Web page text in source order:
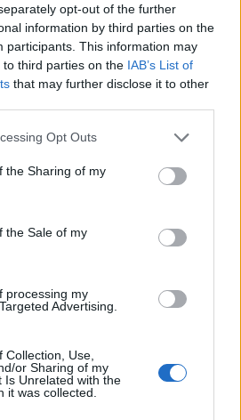
opt-out of the further
information by third parties on the
participants. This information may
third parties on the IAB’s List of
that may further disclose it to other
app uses one or more Google
usage behaviour. You may click to
Google and its third-party tags to
specified purposes in below Google
Opt Outs
the Sharing of my
the Sale of my
processing my
Advertising.
Use,
or Sharing of my
Is Unrelated with the
it was collected.
τον συνεχή συντονισμό των
βοήθειας όπου χρειάζεται
να προσέχει καινα μην
δέντραμέχρι να κοπάσει ο